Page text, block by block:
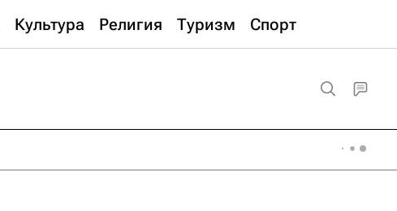
Культура Религия Туризм Спорт